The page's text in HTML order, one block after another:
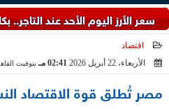
اليوم الأحد عند التاجر.. بكام طن
اقتصاد
الأربعاء، 22 أبريل 2026
02:41 مـ بتوقيت
مصر تُطلق قوة الاقتصاد